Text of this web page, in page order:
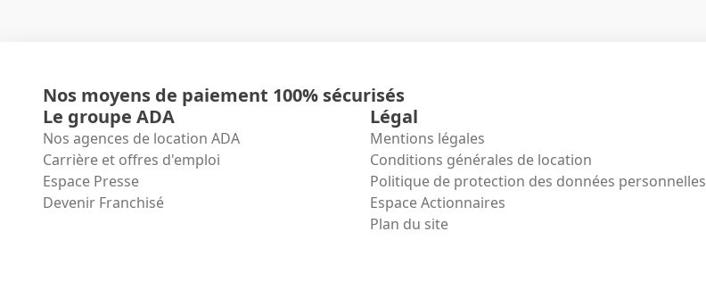
Nos moyens de paiement 100% sécurisés
Le groupe ADA
Nos agences de location ADA
Carrière et offres d'emploi
Espace Presse
Devenir Franchisé
Légal
Mentions légales
Conditions générales de location
Politique de protection des données personnelles
Espace Actionnaires
Plan du site